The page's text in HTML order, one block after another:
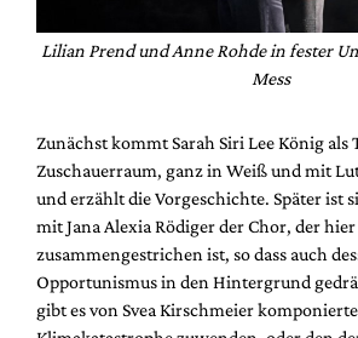
Lilian Prend und Anne Rohde in fester
Mess
Zunächst kommt Sarah Siri Lee König als
Zuschauerraum, ganz in Weiß und mit
und erzählt die Vorgeschichte. Später ist
mit Jana Alexia Rödiger der Chor, der
zusammengestrichen ist, so dass auch
Opportunismus in den Hintergrund
gibt es von Svea Kirschmeier